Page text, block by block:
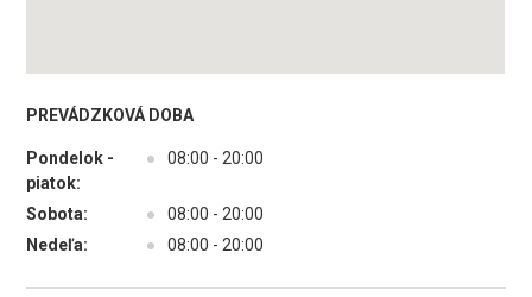
PREVÁDZKOVÁ DOBA
Pondelok -
piatok:
● 08:00 - 20:00
Sobota: ●
08:00 - 20:00
Nedeľa:
● 08:00 - 20:00